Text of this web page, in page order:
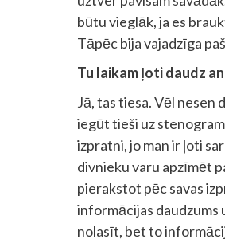
būtu vieglāk, ja es
Tāpēc bija vajadzīga
Tu laikam ļoti daudz
Jā, tas tiesa. Vēl nesen
iegūt tieši uz
izpratni, jo man ir ļoti
divnieku varu apzīmēt
pierakstot pēc savas
informācijas daudzums
nolasīt, bet to